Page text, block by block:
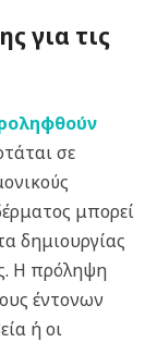
για τις
σε
μπορεί
δημιουργίας
Η πρόληψη
έντονων
ή οι